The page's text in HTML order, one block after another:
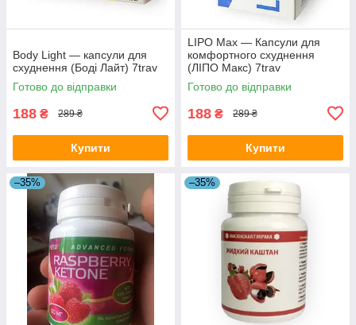
Body Light — капсули для
схуднення (Боді Лайт) 7trav
Готово до відправки
188 ₴ 289 ₴
Купити
LIPO Max — Капсули для
комфортного схуднення
(ЛІПО Макс) 7trav
Готово до відправки
188 ₴ 289 ₴
Купити
–35% –35%